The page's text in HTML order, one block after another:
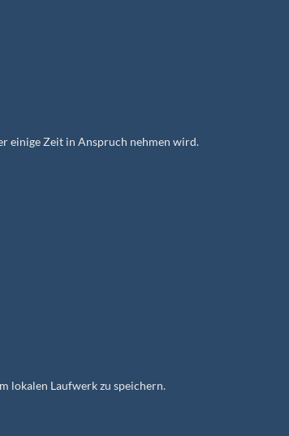
einige Zeit in Anspruch nehmen wird.
lokalen Laufwerk zu speichern.